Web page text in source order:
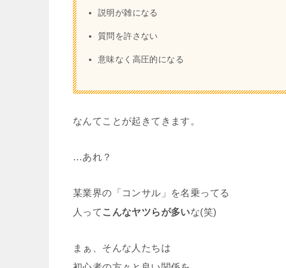
説明が雑になる
質問を許さない
意味なく高圧的になる
なんてことが起きてきます。
…あれ？
某業界の「コンサル」を名乗ってる
人って こんなヤツらが多いな(笑)
まぁ、そんな人たちは